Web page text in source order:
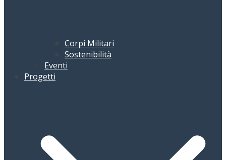
Corpi Militari
Sostenibilità
Eventi
Progetti